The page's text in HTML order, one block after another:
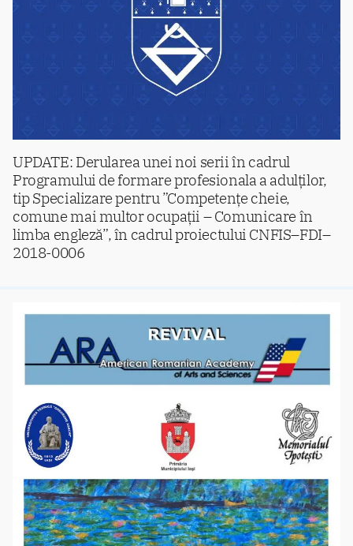
UPDATE: Derularea unei noi serii în cadrul
Programului de formare profesionala a adulților,
tip Specializare pentru ”Competențe cheie,
comune mai multor ocupații – Comunicare în
limba engleză”, în cadrul proiectului CNFIS–FDI–
2018-0006